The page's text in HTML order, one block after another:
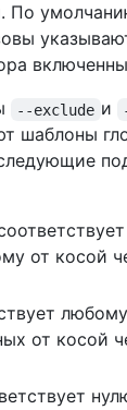
По
--exclude и
шаблоны
от косой
от косой